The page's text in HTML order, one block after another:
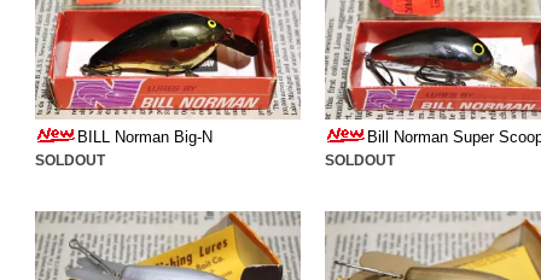
BILL Norman Big-N
SOLDOUT
Bill Norman Super
SOLDOUT